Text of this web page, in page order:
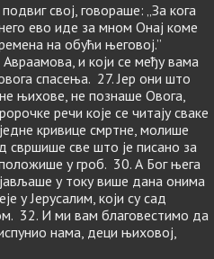
свој, говораше: „За кога
ево иде за мном Онај коме
на обући његовој.”
и који се међу вама
спасења. 27. Јер они што
њихове, не познаше Овога,
речи које се читају сваке
кривице смртне, молише
свршише све што је писано за
у гроб. 30. А Бог њега
у току више дана онима
у Јерусалим, који су сад
32. И ми вам благовестимо да
нама, деци њиховој,